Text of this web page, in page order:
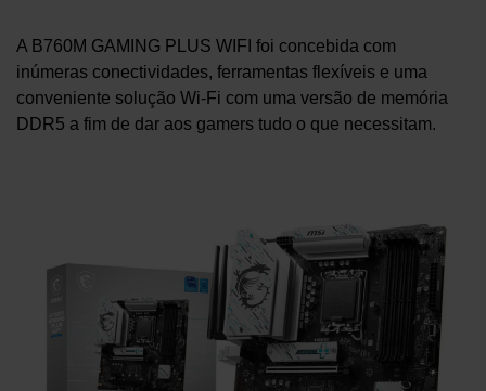
A B760M GAMING PLUS WIFI foi concebida com
inúmeras conectividades, ferramentas flexíveis e uma
conveniente solução Wi-Fi com uma versão de memória
DDR5 a fim de dar aos gamers tudo o que necessitam.